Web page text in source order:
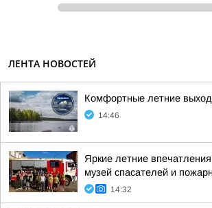
ЛЕНТА НОВОСТЕЙ
Комфортные летние
14:46
Яркие летние
музей спасателей и
14:32